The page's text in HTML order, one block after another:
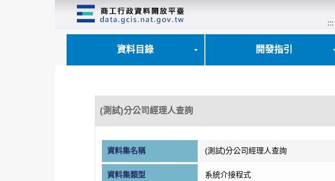
:::
資料目錄 開發指引
(測試)分公司經理人查詢
資料集名稱 (測試)分公司經理人查詢
資料集類型 系統介接程式